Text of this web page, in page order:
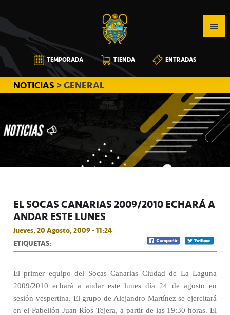
a
la
navegación
principal
al
contenido
principal
a
la
barra
lateral
principal
CB
CANARIAS
TEMPORADA TIENDA ENTRADAS
NOTICIAS > GENERAL
EL SOCAS CANARIAS 2009/2010 ECHARÁ A
ANDAR ESTE LUNES
Jueves, 20 Agosto, 2009 - 11:24
ETIQUETAS:
El primer equipo del Socas Canarias Ciudad de La Laguna
2009/2010 echará a andar este lunes día 24 de agosto en
sesión vespertina. El grupo de Alejandro Martínez se ejercitará
en el Pabellón Juan Ríos Tejera, a partir de las 19:30 horas. El